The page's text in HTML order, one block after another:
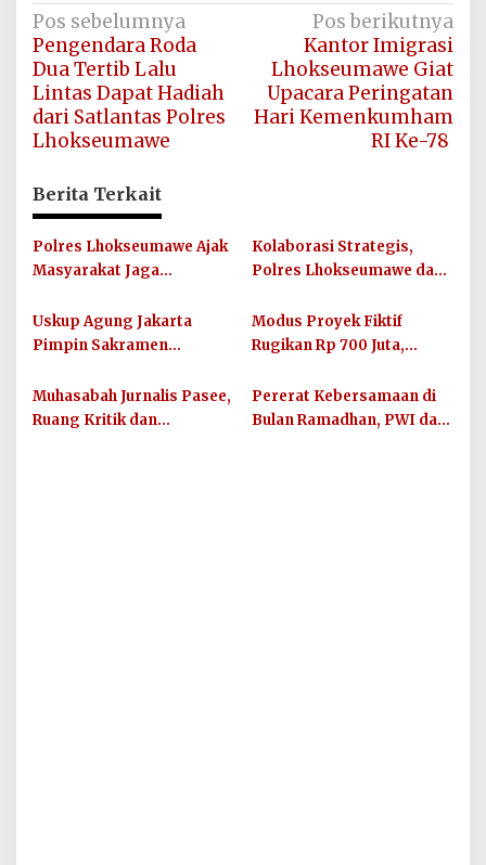
Navigasi
pos
Pos sebelumnya
Pengendara Roda
Dua Tertib Lalu
Lintas Dapat Hadiah
dari Satlantas Polres
Lhokseumawe
Pos berikutnya
Kantor Imigrasi
Lhokseumawe Giat
Upacara Peringatan
Hari Kemenkumham
RI Ke-78
Berita Terkait
Polres Lhokseumawe Ajak
Masyarakat Jaga
Sportivitas Jelang Piala
Dunia 2026
Kolaborasi Strategis,
Polres Lhokseumawe dan
Layanan Publik
Berkualitas
Uskup Agung Jakarta
Pimpin Sakramen
Raditya dan Klara Fidelia
Modus Proyek Fiktif
Rugikan Rp 700 Juta,
Diamankan Polres
Lhokseumawe
Muhasabah Jurnalis Pasee,
Ruang Kritik dan
Pererat Kebersamaan di
Bulan Ramadhan, PWI dan